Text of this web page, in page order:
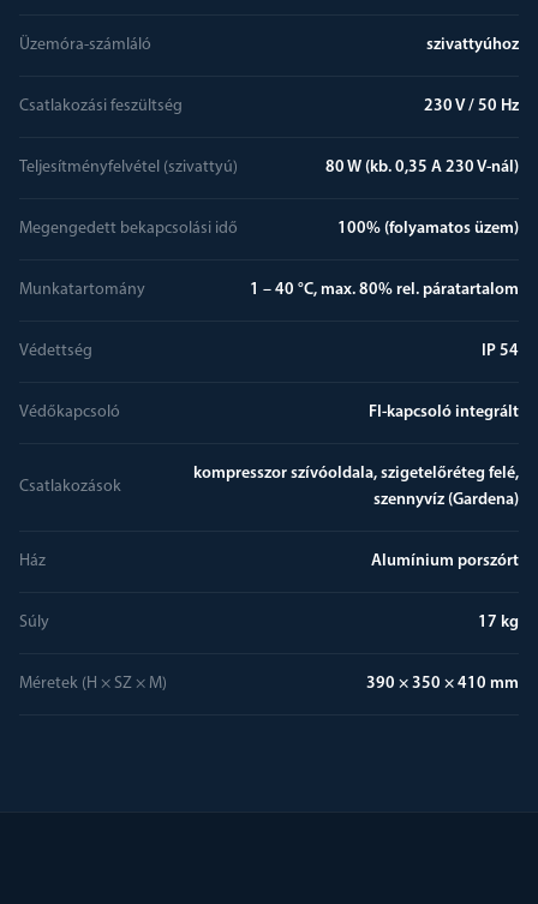
Üzemóra-számláló szivattyúhoz
Csatlakozási feszültség 230 V / 50 Hz
Teljesítményfelvétel (szivattyú) 80 W (kb. 0,35 A 230 V-nál)
Megengedett bekapcsolási idő 100% (folyamatos üzem)
Munkatartomány 1 – 40 °C, max. 80% rel. páratartalom
Védettség IP 54
Védőkapcsoló FI-kapcsoló integrált
Csatlakozások
kompresszor szívóoldala, szigetelőréteg felé,
szennyvíz (Gardena)
Ház Alumínium porszórt
Súly 17 kg
Méretek (H × SZ × M) 390 × 350 × 410 mm